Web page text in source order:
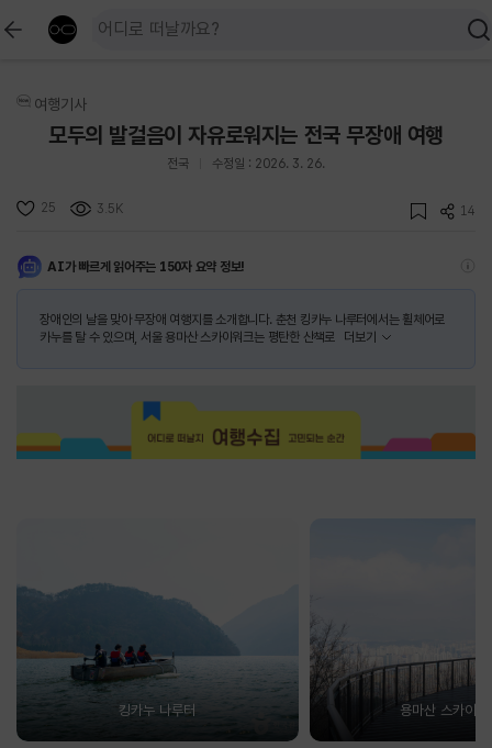
여행기사
모두의 발걸음이 자유로워지는 전국 무장애 여행
전국 수정일 : 2026. 3. 26.
25 3.5K 14
AI가 빠르게 읽어주는 150자 요약 정보!
장애인의 날을 맞아 무장애 여행지를 소개합니다. 춘천 킹카누 나루터에서는 휠체어로
카누를 탈 수 있으며, 서울 용마산 스카이워크는 평탄한 산책로
더보기
킹카누 나루터 용마산 스카이워